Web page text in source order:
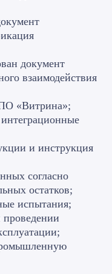
документ
взаимодействия
«Витрина»;
и инструкция
согласно
остатков;
испытания;